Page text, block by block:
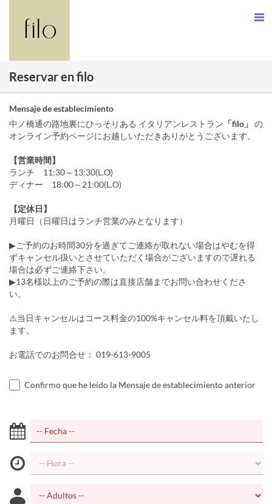
Reservar en filo
Mensaje de establecimiento
中ノ橋通の路地裏にひっそりある イタリアンレストラン 「filo」 の
オンライン予約ページにお越しいただきありがとうございます。
【営業時間】
ランチ 11:30～13:30(L.O)
ディナー 18:00～21:00(L.O)
【定休日】
月曜日（日曜日はランチ営業のみとなります）
▶ご予約のお時間30分を過ぎてご連絡が取れない場合はやむを得
ずキャンセル扱いとさせていただく場合がございますので遅れる
場合は必ずご連絡下さい。
▶13名様以上のご予約の際は直接店舗までお問い合わせくださ
い。
⚠️当日キャンセルはコース料金の100%キャンセル料を頂戴いたし
ます。
お電話でのお問合せ： 019-613-9005
Confirmo que he leído la Mensaje de establecimiento anterior